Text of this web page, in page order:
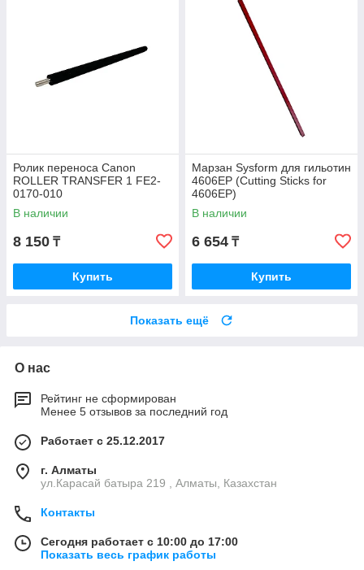
Ролик переноса Canon
ROLLER TRANSFER 1 FE2-
0170-010
В наличии
8 150 ₸
Купить
Марзан Sysform для гильотин
4606EP (Cutting Sticks for
4606EP)
В наличии
6 654 ₸
Купить
Показать ещё
О нас
Рейтинг не сформирован
Менее 5 отзывов за последний год
Работает с 25.12.2017
г. Алматы
ул.Карасай батыра 219 , Алматы, Казахстан
Контакты
Сегодня работает с 10:00 до 17:00
Показать весь график работы